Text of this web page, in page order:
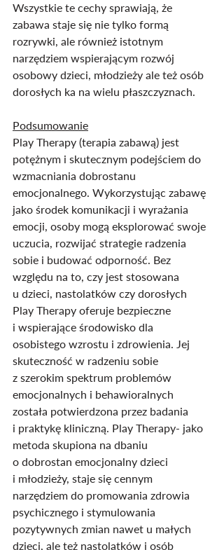
Wszystkie te cechy sprawiają, że
zabawa staje się nie tylko formą
rozrywki, ale również istotnym
narzędziem wspierającym rozwój
osobowy dzieci, młodzieży ale też osób
dorosłych ka na wielu płaszczyznach.
Podsumowanie
Play Therapy (terapia zabawą) jest
potężnym i skutecznym podejściem do
wzmacniania dobrostanu
emocjonalnego. Wykorzystując zabawę
jako środek komunikacji i wyrażania
emocji, osoby mogą eksplorować swoje
uczucia, rozwijać strategie radzenia
sobie i budować odporność. Bez
względu na to, czy jest stosowana
u dzieci, nastolatków czy dorosłych
Play Therapy oferuje bezpieczne
i wspierające środowisko dla
osobistego wzrostu i zdrowienia. Jej
skuteczność w radzeniu sobie
z szerokim spektrum problemów
emocjonalnych i behawioralnych
została potwierdzona przez badania
i praktykę kliniczną. Play Therapy- jako
metoda skupiona na dbaniu
o dobrostan emocjonalny dzieci
i młodzieży, staje się cennym
narzędziem do promowania zdrowia
psychicznego i stymulowania
pozytywnych zmian nawet u małych
dzieci, ale też nastolatków i osób